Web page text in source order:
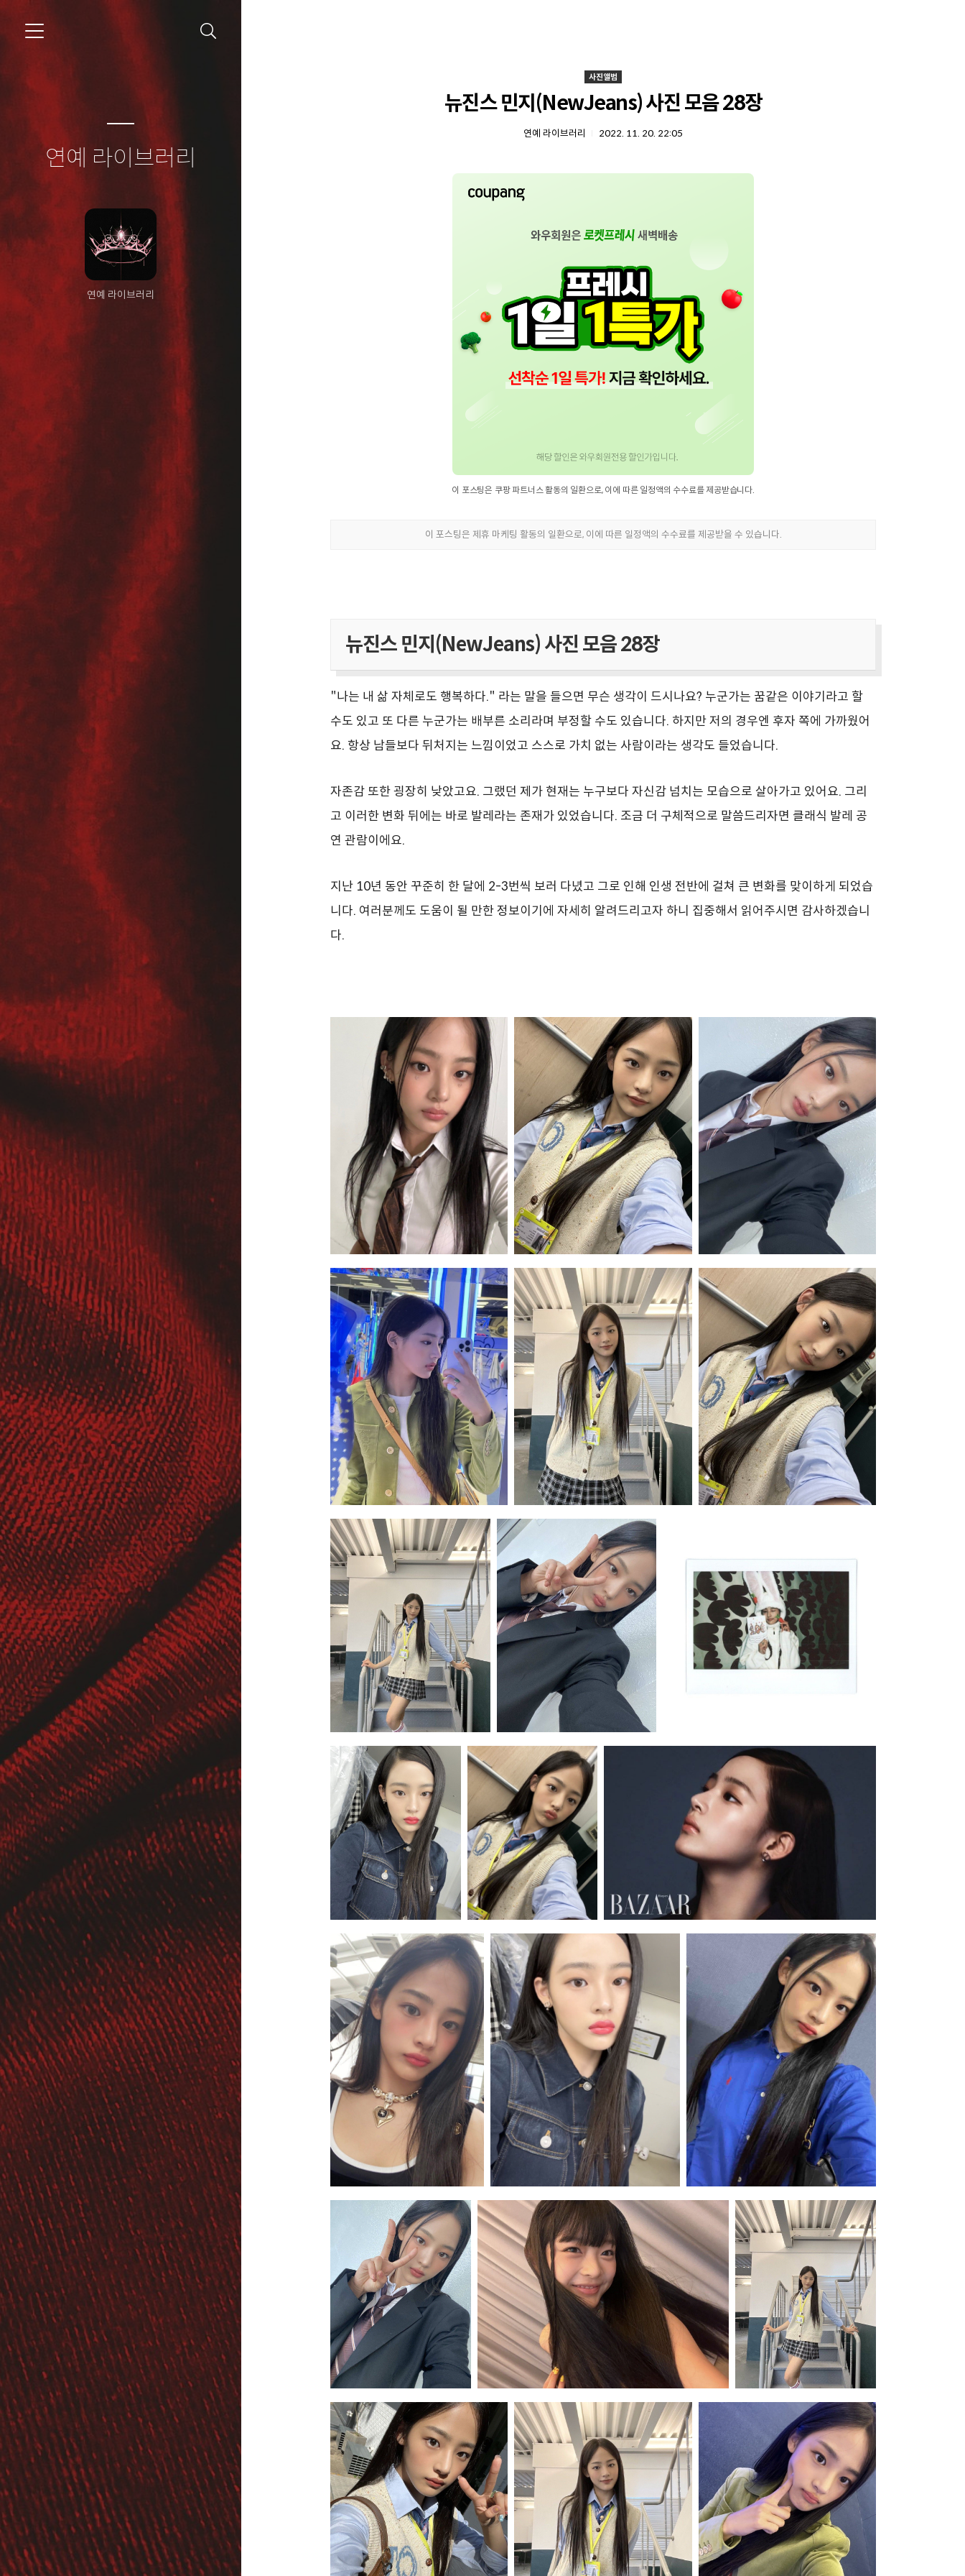
연예 라이브러리
연예 라이브러리
사진앨범
뉴진스 민지(NewJeans) 사진 모음 28장
연예 라이브러리 2022. 11. 20. 22:05
뉴진스 민지(NewJeans) 사진 모음 28장
"나는 내 삶 자체로도 행복하다." 라는 말을 들으면 무슨 생각이 드시나요? 누군가는 꿈같은 이야기라고 할
수도 있고 또 다른 누군가는 배부른 소리라며 부정할 수도 있습니다. 하지만 저의 경우엔 후자 쪽에 가까웠어
요. 항상 남들보다 뒤처지는 느낌이었고 스스로 가치 없는 사람이라는 생각도 들었습니다.
자존감 또한 굉장히 낮았고요. 그랬던 제가 현재는 누구보다 자신감 넘치는 모습으로 살아가고 있어요. 그리
고 이러한 변화 뒤에는 바로 발레라는 존재가 있었습니다. 조금 더 구체적으로 말씀드리자면 클래식 발레 공
연 관람이에요.
지난 10년 동안 꾸준히 한 달에 2-3번씩 보러 다녔고 그로 인해 인생 전반에 걸쳐 큰 변화를 맞이하게 되었습
니다. 여러분께도 도움이 될 만한 정보이기에 자세히 알려드리고자 하니 집중해서 읽어주시면 감사하겠습니
다.